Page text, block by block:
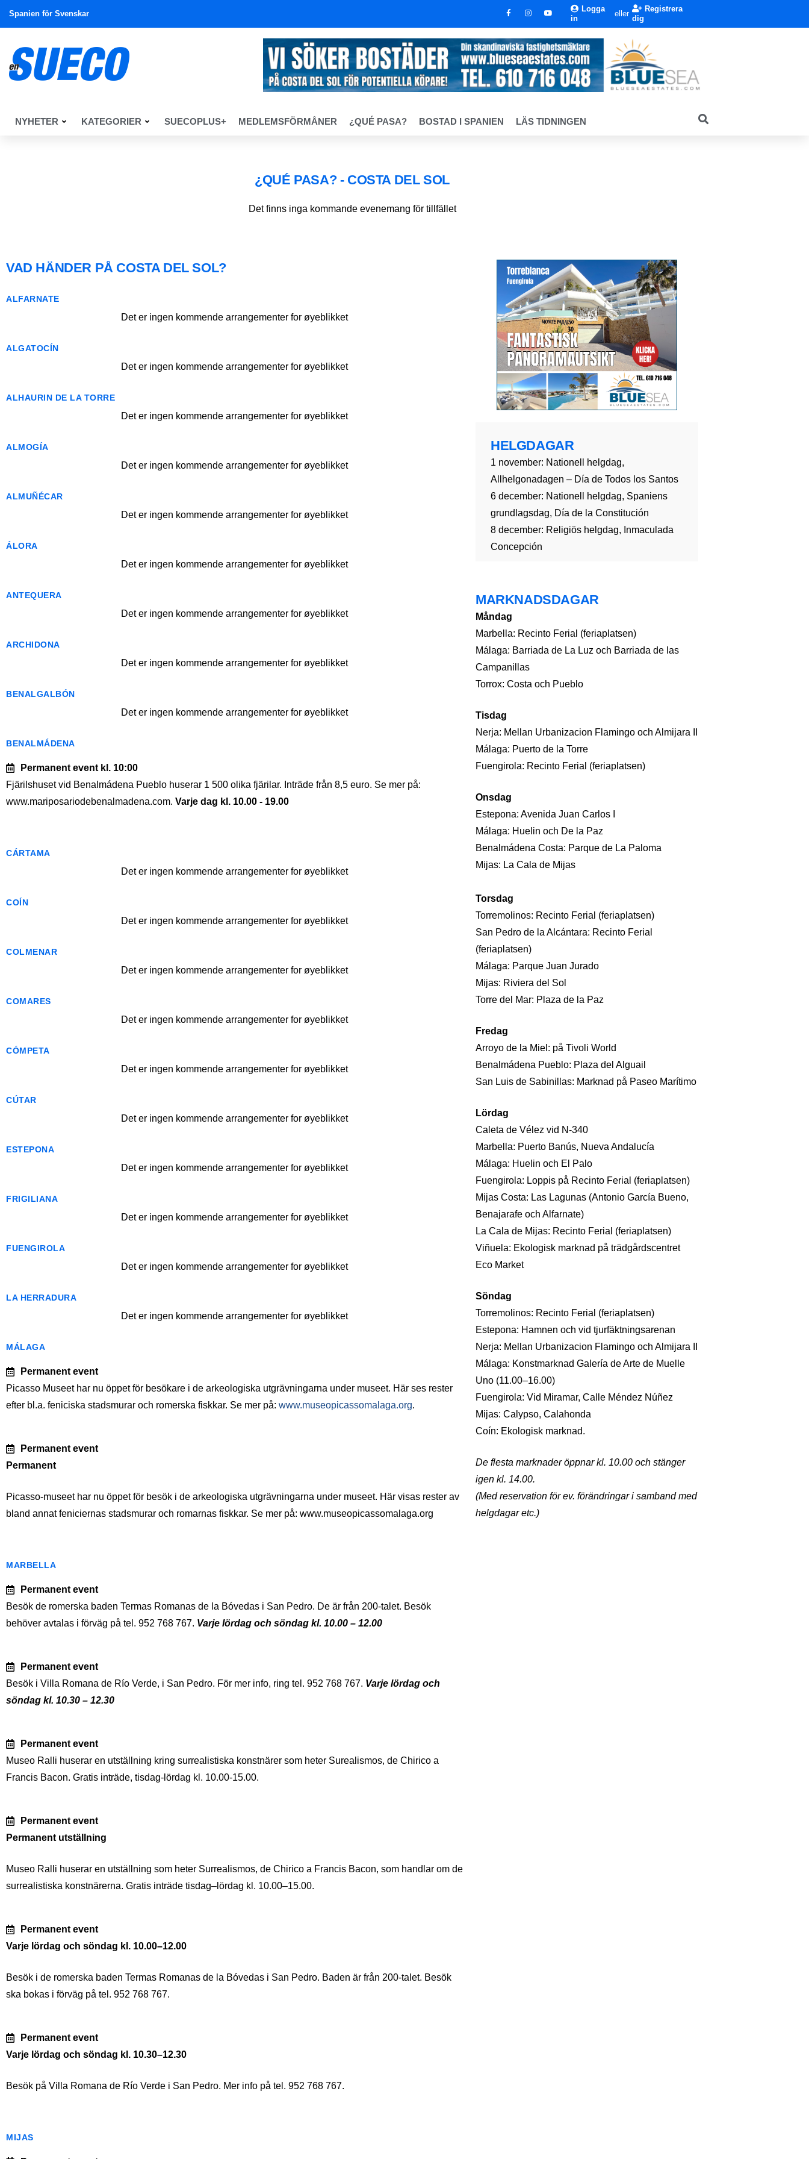
Spanien för Svenskar
Logga
in
eller
Registrera
dig
NYHETER KATEGORIER SUECOPLUS+ MEDLEMSFÖRMÅNER ¿QUÉ PASA? BOSTAD I SPANIEN LÄS TIDNINGEN
¿QUÉ PASA? - COSTA DEL SOL
Det finns inga kommande evenemang för tillfället
VAD HÄNDER PÅ COSTA DEL SOL?
ALFARNATE
Det er ingen kommende arrangementer for øyeblikket
ALGATOCÍN
Det er ingen kommende arrangementer for øyeblikket
ALHAURIN DE LA TORRE
Det er ingen kommende arrangementer for øyeblikket
ALMOGÍA
Det er ingen kommende arrangementer for øyeblikket
ALMUÑÉCAR
Det er ingen kommende arrangementer for øyeblikket
ÁLORA
Det er ingen kommende arrangementer for øyeblikket
ANTEQUERA
Det er ingen kommende arrangementer for øyeblikket
ARCHIDONA
Det er ingen kommende arrangementer for øyeblikket
BENALGALBÓN
Det er ingen kommende arrangementer for øyeblikket
BENALMÁDENA
Permanent event kl. 10:00
Fjärilshuset vid Benalmádena Pueblo huserar 1 500 olika fjärilar. Inträde från 8,5 euro. Se mer på:
www.mariposariodebenalmadena.com. Varje dag kl. 10.00 - 19.00
CÁRTAMA
Det er ingen kommende arrangementer for øyeblikket
COÍN
Det er ingen kommende arrangementer for øyeblikket
COLMENAR
Det er ingen kommende arrangementer for øyeblikket
COMARES
Det er ingen kommende arrangementer for øyeblikket
CÓMPETA
Det er ingen kommende arrangementer for øyeblikket
CÚTAR
Det er ingen kommende arrangementer for øyeblikket
ESTEPONA
Det er ingen kommende arrangementer for øyeblikket
FRIGILIANA
Det er ingen kommende arrangementer for øyeblikket
FUENGIROLA
Det er ingen kommende arrangementer for øyeblikket
LA HERRADURA
Det er ingen kommende arrangementer for øyeblikket
MÁLAGA
Permanent event
Picasso Museet har nu öppet för besökare i de arkeologiska utgrävningarna under museet. Här ses rester
efter bl.a. feniciska stadsmurar och romerska fiskkar. Se mer på: www.museopicassomalaga.org.
Permanent event
Permanent
Picasso-museet har nu öppet för besök i de arkeologiska utgrävningarna under museet. Här visas rester av
bland annat feniciernas stadsmurar och romarnas fiskkar. Se mer på: www.museopicassomalaga.org
MARBELLA
Permanent event
Besök de romerska baden Termas Romanas de la Bóvedas i San Pedro. De är från 200-talet. Besök
behöver avtalas i förväg på tel. 952 768 767. Varje lördag och söndag kl. 10.00 – 12.00
Permanent event
Besök i Villa Romana de Río Verde, i San Pedro. För mer info, ring tel. 952 768 767. Varje lördag och
söndag kl. 10.30 – 12.30
Permanent event
Museo Ralli huserar en utställning kring surrealistiska konstnärer som heter Surealismos, de Chirico a
Francis Bacon. Gratis inträde, tisdag-lördag kl. 10.00-15.00.
Permanent event
Permanent utställning
Museo Ralli huserar en utställning som heter Surrealismos, de Chirico a Francis Bacon, som handlar om de
surrealistiska konstnärerna. Gratis inträde tisdag–lördag kl. 10.00–15.00.
Permanent event
Varje lördag och söndag kl. 10.00–12.00
Besök i de romerska baden Termas Romanas de la Bóvedas i San Pedro. Baden är från 200-talet. Besök
ska bokas i förväg på tel. 952 768 767.
Permanent event
Varje lördag och söndag kl. 10.30–12.30
Besök på Villa Romana de Río Verde i San Pedro. Mer info på tel. 952 768 767.
MIJAS
HELGDAGAR
1 november: Nationell helgdag,
Allhelgonadagen – Día de Todos los Santos
6 december: Nationell helgdag, Spaniens
grundlagsdag, Día de la Constitución
8 december: Religiös helgdag, Inmaculada
Concepción
MARKNADSDAGAR
Måndag
Marbella: Recinto Ferial (feriaplatsen)
Málaga: Barriada de La Luz och Barriada de las
Campanillas
Torrox: Costa och Pueblo
Tisdag
Nerja: Mellan Urbanizacion Flamingo och Almijara II
Málaga: Puerto de la Torre
Fuengirola: Recinto Ferial (feriaplatsen)
Onsdag
Estepona: Avenida Juan Carlos I
Málaga: Huelin och De la Paz
Benalmádena Costa: Parque de La Paloma
Mijas: La Cala de Mijas
Torsdag
Torremolinos: Recinto Ferial (feriaplatsen)
San Pedro de la Alcántara: Recinto Ferial
(feriaplatsen)
Málaga: Parque Juan Jurado
Mijas: Riviera del Sol
Torre del Mar: Plaza de la Paz
Fredag
Arroyo de la Miel: på Tivoli World
Benalmádena Pueblo: Plaza del Alguail
San Luis de Sabinillas: Marknad på Paseo Marítimo
Lördag
Caleta de Vélez vid N-340
Marbella: Puerto Banús, Nueva Andalucía
Málaga: Huelin och El Palo
Fuengirola: Loppis på Recinto Ferial (feriaplatsen)
Mijas Costa: Las Lagunas (Antonio García Bueno,
Benajarafe och Alfarnate)
La Cala de Mijas: Recinto Ferial (feriaplatsen)
Viñuela: Ekologisk marknad på trädgårdscentret
Eco Market
Söndag
Torremolinos: Recinto Ferial (feriaplatsen)
Estepona: Hamnen och vid tjurfäktningsarenan
Nerja: Mellan Urbanizacion Flamingo och Almijara II
Málaga: Konstmarknad Galería de Arte de Muelle
Uno (11.00–16.00)
Fuengirola: Vid Miramar, Calle Méndez Núñez
Mijas: Calypso, Calahonda
Coín: Ekologisk marknad.
De flesta marknader öppnar kl. 10.00 och stänger
igen kl. 14.00.
(Med reservation för ev. förändringar i samband med
helgdagar etc.)